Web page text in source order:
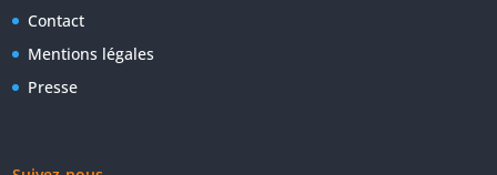
Contact
Mentions légales
Presse